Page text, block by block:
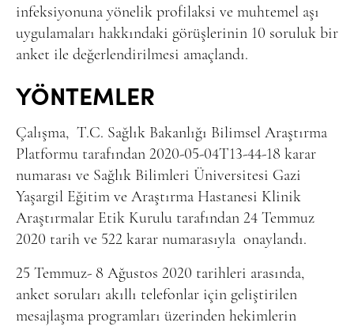
infeksiyonuna yönelik profilaksi ve muhtemel aşı
uygulamaları hakkındaki görüşlerinin 10 soruluk bir
anket ile değerlendirilmesi amaçlandı.
YÖNTEMLER
Çalışma, T.C. Sağlık Bakanlığı Bilimsel Araştırma
Platformu tarafından 2020-05-04T13-44-18 karar
numarası ve Sağlık Bilimleri Üniversitesi Gazi
Yaşargil Eğitim ve Araştırma Hastanesi Klinik
Araştırmalar Etik Kurulu tarafından 24 Temmuz
2020 tarih ve 522 karar numarasıyla onaylandı.
25 Temmuz- 8 Ağustos 2020 tarihleri arasında,
anket soruları akıllı telefonlar için geliştirilen
mesajlaşma programları üzerinden hekimlerin